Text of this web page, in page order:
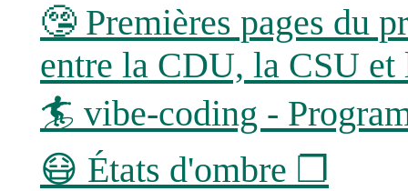
🤥 Premières pages du
entre la CDU, la CSU
🏄 vibe-coding -
😷 États d'ombre ❐